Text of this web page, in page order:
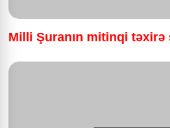
Milli Şuranın mitinqi təxirə